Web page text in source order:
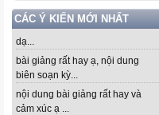
CÁC Ý KIẾN MỚI NHẤT
dạ...
bài giảng rất hay ạ, nội dung
biên soạn kỳ...
nội dung bài giảng rất hay và
cảm xúc ạ ...